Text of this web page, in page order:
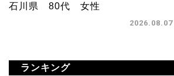
石川県 80代 女性
2026.08.07
ランキング